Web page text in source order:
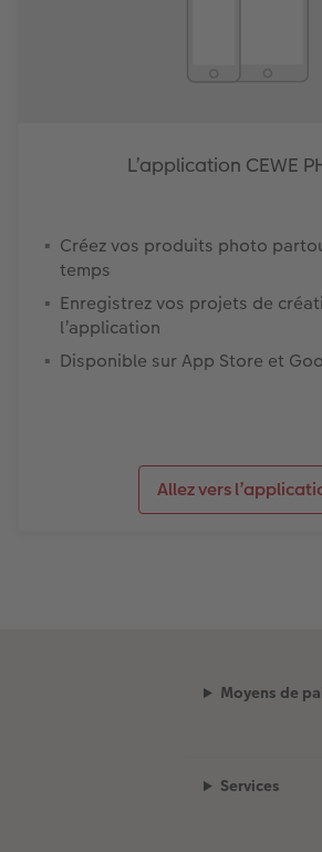
L’application CEWE
Créez vos produits photo
temps
Enregistrez vos projets de
l’application
Disponible sur App Store et
Allez vers
Moyens de
Services